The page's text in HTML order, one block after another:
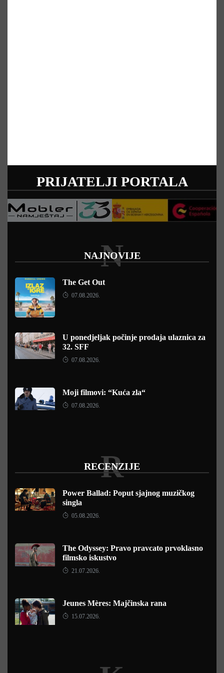
PRIJATELJI PORTALA
NAJNOVIJE
N
The Get Out
07.08.2026.
U ponedjeljak počinje prodaja ulaznica za
32. SFF
07.08.2026.
Moji filmovi: “Kuća zla“
07.08.2026.
RECENZIJE
R
Power Ballad: Poput sjajnog muzičkog
singla
05.08.2026.
The Odyssey: Pravo pravcato prvoklasno
filmsko iskustvo
21.07.2026.
Jeunes Mères: Majčinska rana
15.07.2026.